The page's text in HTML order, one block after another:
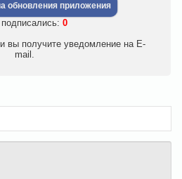
обновления приложения
0
вы получите уведомление на E-
mail.